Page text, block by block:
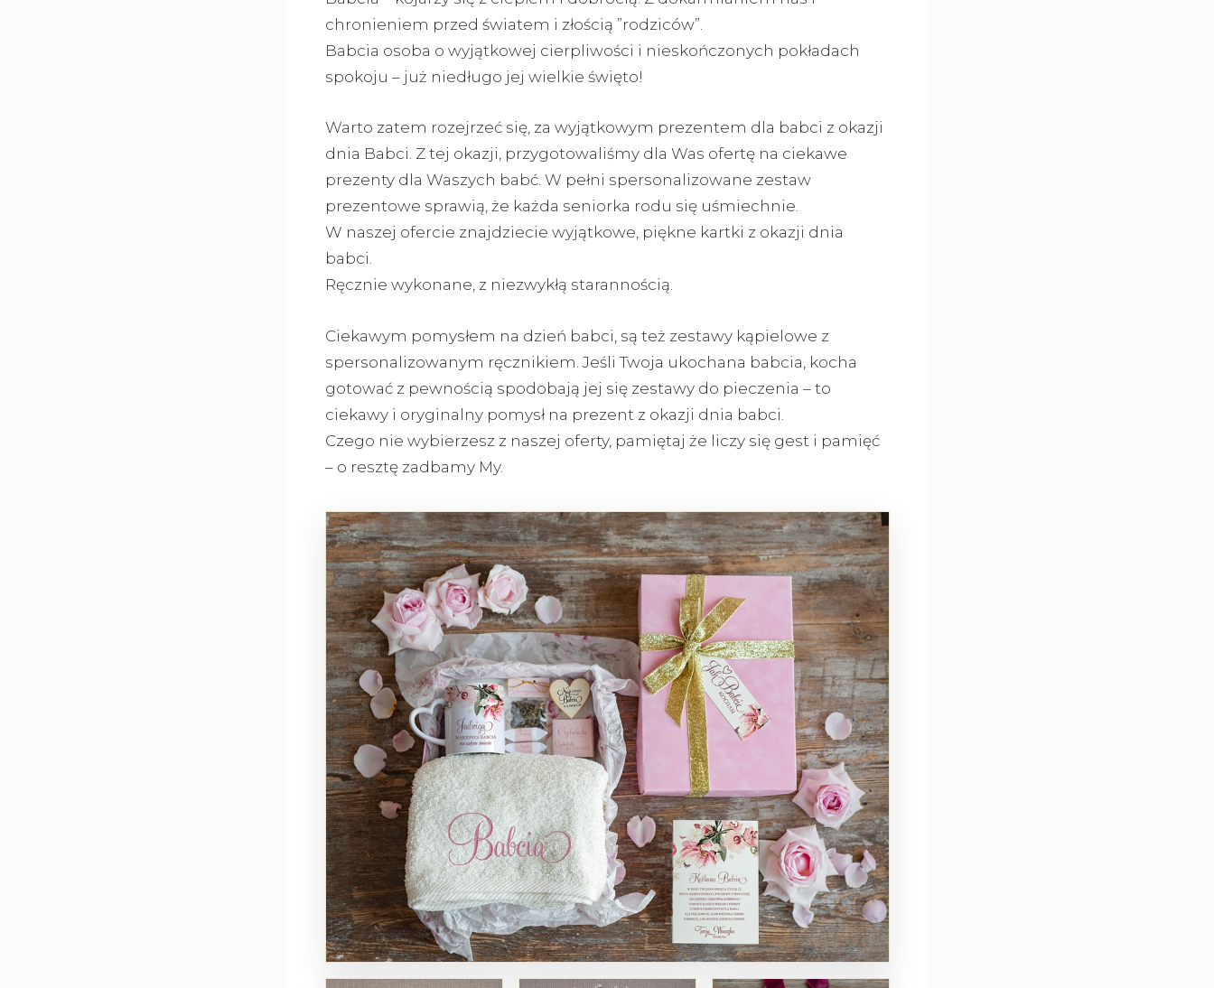
chronieniem przed światem i złością ”rodziców”.
Babcia osoba o wyjątkowej cierpliwości i nieskończonych pokładach
spokoju – już niedługo jej wielkie święto!
Warto zatem rozejrzeć się, za wyjątkowym prezentem dla babci z okazji
dnia Babci. Z tej okazji, przygotowaliśmy dla Was ofertę na ciekawe
prezenty dla Waszych babć. W pełni spersonalizowane zestaw
prezentowe sprawią, że każda seniorka rodu się uśmiechnie.
W naszej ofercie znajdziecie wyjątkowe, piękne kartki z okazji dnia
babci.
Ręcznie wykonane, z niezwykłą starannością.
Ciekawym pomysłem na dzień babci, są też zestawy kąpielowe z
spersonalizowanym ręcznikiem. Jeśli Twoja ukochana babcia, kocha
gotować z pewnością spodobają jej się zestawy do pieczenia – to
ciekawy i oryginalny pomysł na prezent z okazji dnia babci.
Czego nie wybierzesz z naszej oferty, pamiętaj że liczy się gest i pamięć
– o resztę zadbamy My.